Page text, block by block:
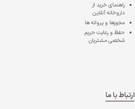
راهنمای خرید از
داروخانه آنلاین
مجوزها و پروانه ها
حفظ و رعایت حریم
شخصی مشتریان
ارتباط با ما